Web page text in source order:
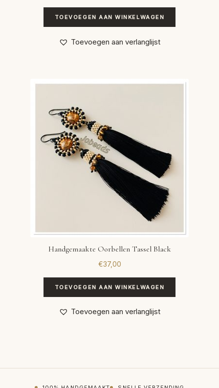
TOEVOEGEN AAN WINKELWAGEN
Toevoegen aan verlanglijst
Handgemaakte Oorbellen Tassel Black
€37,00
TOEVOEGEN AAN WINKELWAGEN
Toevoegen aan verlanglijst